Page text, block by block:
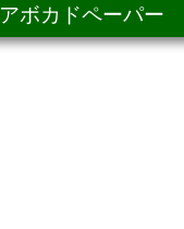
アボカドペーパー